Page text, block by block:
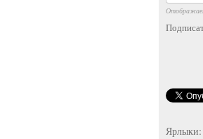
Ярлыки: